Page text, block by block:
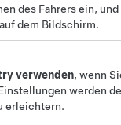
des Fahrers ein,
dem Bildschirm.
verwenden, wenn
werden
erleichtern.